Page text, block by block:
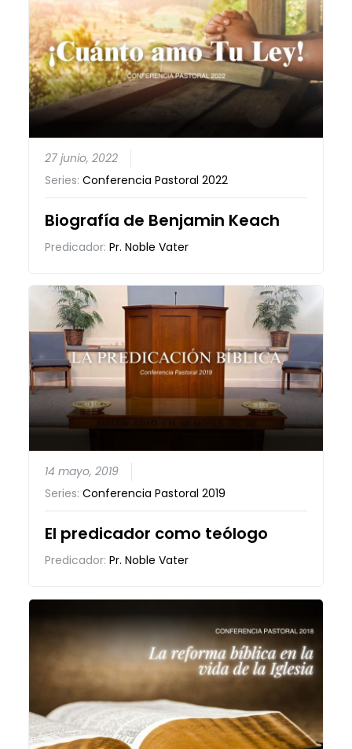
27 junio, 2022
Series:Conferencia Pastoral 2022
Biografía de Benjamin Keach
Predicador:Pr. Noble Vater
14 mayo, 2019
Series:Conferencia Pastoral 2019
El predicador como teólogo
Predicador:Pr. Noble Vater